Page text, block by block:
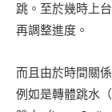
跳。至於幾時上
再調整進度。
而且由於時間關
例如是轉體跳水